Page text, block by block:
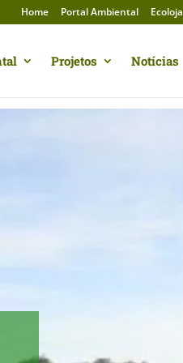
Home Portal Ambiental Ecoloja
Projetos Notícias